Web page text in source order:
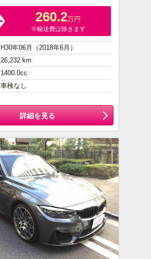
260.2万円
※輸送費は除きます
H30年06月（2018年6月）
26,232 km
1400.0cc
車検なし
詳細を見る